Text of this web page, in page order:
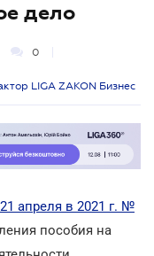
дело
0
LIGA ZAKON Бизнес
апреля в 2021 г. №
пособия на